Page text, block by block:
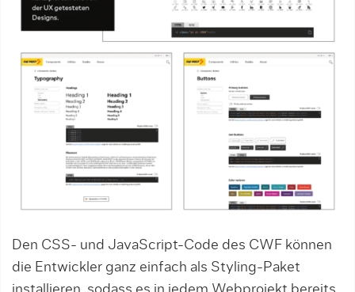
Den CSS- und JavaScript-Code des CWF können
die Entwickler ganz einfach als Sty­­ling-Paket